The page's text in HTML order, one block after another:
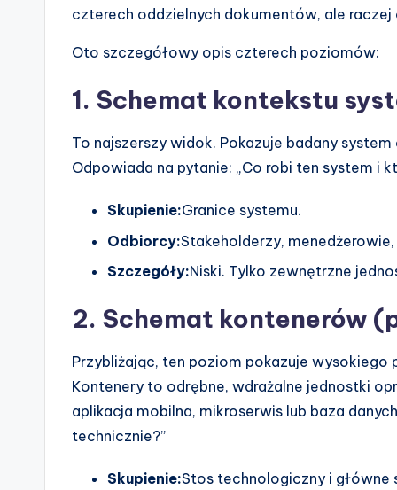
czterech oddzielnych dokumentów, ale
Oto szczegółowy opis czterech poziomów:
1. Schemat kontekstu
To najszerszy widok. Pokazuje badany
Odpowiada na pytanie: „Co robi ten system i
Skupienie:Granice systemu.
Odbiorcy:Stakeholderzy,
Szczegóły:Niski. Tylko zewnętrzne
2. Schemat kontenerów
Przybliżając, ten poziom pokazuje
Kontenery to odrębne, wdrażalne jednostki
aplikacja mobilna, mikroserwis lub baza
technicznie?”
Skupienie:Stos technologiczny i główne